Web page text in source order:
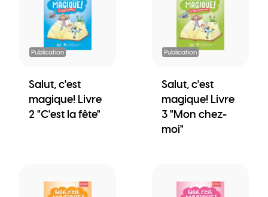
Publication
Salut, c'est
magique! Livre
2 "C'est la fête"
Publication
Salut, c'est
magique! Livre
3 "Mon chez-
moi"